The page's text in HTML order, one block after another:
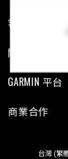
客戶服務
關於 GARMIN
GARMIN 平台
商業合作
台灣 (繁